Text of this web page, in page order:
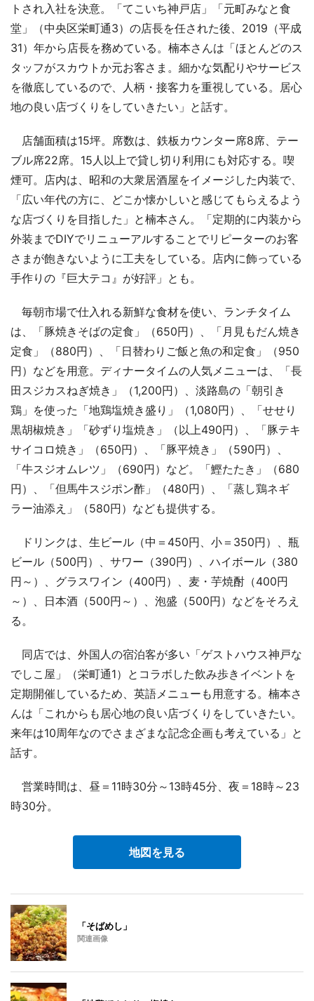
トされ入社を決意。「てこいち神戸店」「元町みなと食
堂」（中央区栄町通3）の店長を任された後、2019（平成
31）年から店長を務めている。楠本さんは「ほとんどのス
タッフがスカウトか元お客さま。細かな気配りやサービス
を徹底しているので、人柄・接客力を重視している。居心
地の良い店づくりをしていきたい」と話す。
店舗面積は15坪。席数は、鉄板カウンター席8席、テー
ブル席22席。15人以上で貸し切り利用にも対応する。喫
煙可。店内は、昭和の大衆居酒屋をイメージした内装で、
「広い年代の方に、どこか懐かしいと感じてもらえるよう
な店づくりを目指した」と楠本さん。「定期的に内装から
外装までDIYでリニューアルすることでリピーターのお客
さまが飽きないように工夫をしている。店内に飾っている
手作りの『巨大テコ』が好評」とも。
毎朝市場で仕入れる新鮮な食材を使い、ランチタイム
は、「豚焼きそばの定食」（650円）、「月見もだん焼き
定食」（880円）、「日替わりご飯と魚の和定食」（950
円）などを用意。ディナータイムの人気メニューは、「長
田スジカスねぎ焼き」（1,200円）、淡路島の「朝引き
鶏」を使った「地鶏塩焼き盛り」（1,080円）、「せせり
黒胡椒焼き」「砂ずり塩焼き」（以上490円）、「豚テキ
サイコロ焼き」（650円）、「豚平焼き」（590円）、
「牛スジオムレツ」（690円）など。「鰹たたき」（680
円）、「但馬牛スジポン酢」（480円）、「蒸し鶏ネギ
ラー油添え」（580円）なども提供する。
ドリンクは、生ビール（中＝450円、小＝350円）、瓶
ビール（500円）、サワー（390円）、ハイボール（380
円～）、グラスワイン（400円）、麦・芋焼酎（400円
～）、日本酒（500円～）、泡盛（500円）などをそろえ
る。
同店では、外国人の宿泊客が多い「ゲストハウス神戸な
でしこ屋」（栄町通1）とコラボした飲み歩きイベントを
定期開催しているため、英語メニューも用意する。楠本さ
んは「これからも居心地の良い店づくりをしていきたい。
来年は10周年なのでさまざまな記念企画も考えている」と
話す。
営業時間は、昼＝11時30分～13時45分、夜＝18時～23
時30分。
地図を見る
「そばめし」
関連画像